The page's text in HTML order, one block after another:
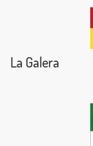
La Galera